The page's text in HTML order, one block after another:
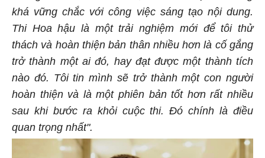
khá vững chắc với công việc sáng tạo nội dung.
Thi Hoa hậu là một trải nghiệm mới để tôi thử
thách và hoàn thiện bản thân nhiều hơn là cố gắng
trở thành một ai đó, hay đạt được một thành tích
nào đó. Tôi tin mình sẽ trở thành một con người
hoàn thiện và là một phiên bản tốt hơn rất nhiều
sau khi bước ra khỏi cuộc thi. Đó chính là điều
quan trọng nhất".